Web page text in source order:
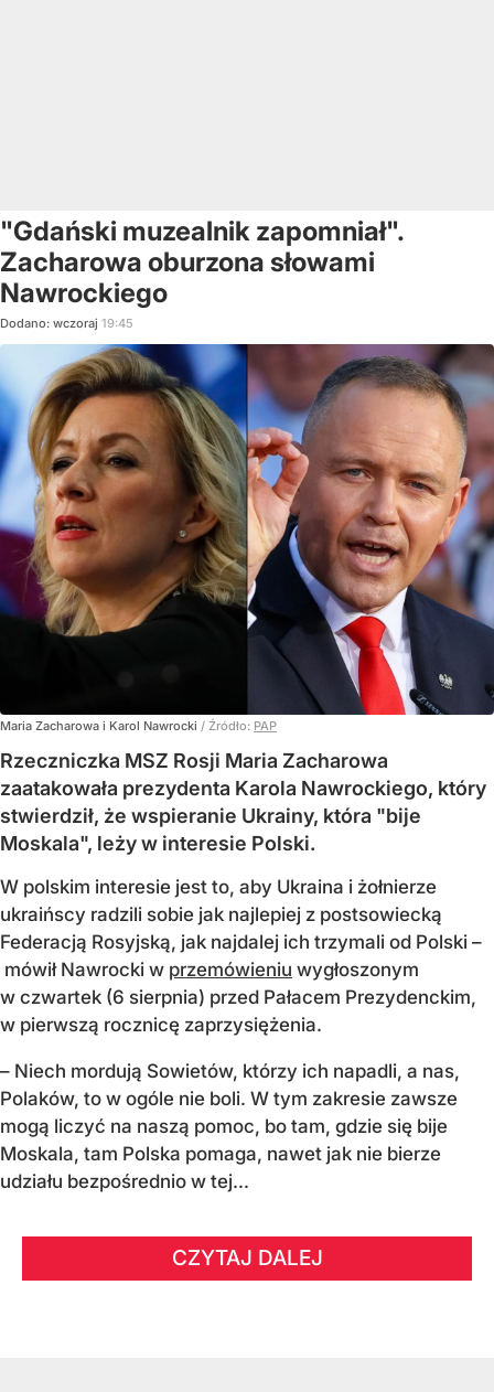
"Gdański muzealnik zapomniał".
Zacharowa oburzona słowami
Nawrockiego
Dodano: wczoraj 19:45
Maria Zacharowa i Karol Nawrocki / Źródło: PAP
Rzeczniczka MSZ Rosji Maria Zacharowa
zaatakowała prezydenta Karola Nawrockiego, który
stwierdził, że wspieranie Ukrainy, która "bije
Moskala", leży w interesie Polski.
W polskim interesie jest to, aby Ukraina i żołnierze
ukraińscy radzili sobie jak najlepiej z postsowiecką
Federacją Rosyjską, jak najdalej ich trzymali od Polski –
mówił Nawrocki w przemówieniu wygłoszonym
w czwartek (6 sierpnia) przed Pałacem Prezydenckim,
w pierwszą rocznicę zaprzysiężenia.
– Niech mordują Sowietów, którzy ich napadli, a nas,
Polaków, to w ogóle nie boli. W tym zakresie zawsze
mogą liczyć na naszą pomoc, bo tam, gdzie się bije
Moskala, tam Polska pomaga, nawet jak nie bierze
udziału bezpośrednio w tej...
CZYTAJ DALEJ